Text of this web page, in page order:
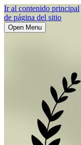
Ir al contenido principal
de página del sitio
Open Menu